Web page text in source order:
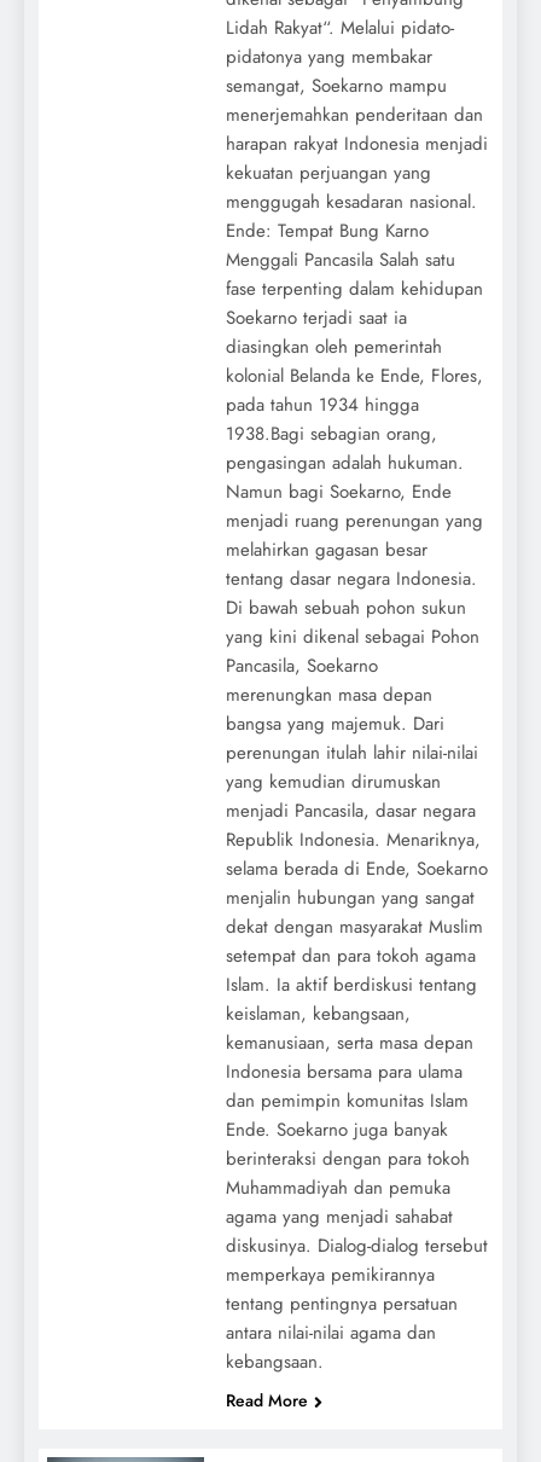
Lidah Rakyat“. Melalui pidato-
pidatonya yang membakar
semangat, Soekarno mampu
menerjemahkan penderitaan dan
harapan rakyat Indonesia menjadi
kekuatan perjuangan yang
menggugah kesadaran nasional.
Ende: Tempat Bung Karno
Menggali Pancasila Salah satu
fase terpenting dalam kehidupan
Soekarno terjadi saat ia
diasingkan oleh pemerintah
kolonial Belanda ke Ende, Flores,
pada tahun 1934 hingga
1938.Bagi sebagian orang,
pengasingan adalah hukuman.
Namun bagi Soekarno, Ende
menjadi ruang perenungan yang
melahirkan gagasan besar
tentang dasar negara Indonesia.
Di bawah sebuah pohon sukun
yang kini dikenal sebagai Pohon
Pancasila, Soekarno
merenungkan masa depan
bangsa yang majemuk. Dari
perenungan itulah lahir nilai-nilai
yang kemudian dirumuskan
menjadi Pancasila, dasar negara
Republik Indonesia. Menariknya,
selama berada di Ende, Soekarno
menjalin hubungan yang sangat
dekat dengan masyarakat Muslim
setempat dan para tokoh agama
Islam. Ia aktif berdiskusi tentang
keislaman, kebangsaan,
kemanusiaan, serta masa depan
Indonesia bersama para ulama
dan pemimpin komunitas Islam
Ende. Soekarno juga banyak
berinteraksi dengan para tokoh
Muhammadiyah dan pemuka
agama yang menjadi sahabat
diskusinya. Dialog-dialog tersebut
memperkaya pemikirannya
tentang pentingnya persatuan
antara nilai-nilai agama dan
kebangsaan.
Read More